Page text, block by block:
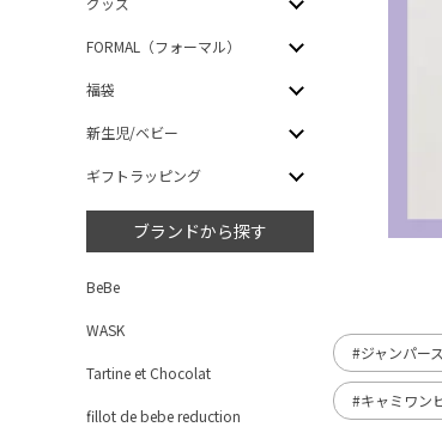
FORMAL（フォーマル）
福袋
新生児/ベビー
ギフトラッピング
ブランドから探す
BeBe
WASK
Tartine et Chocolat
fillot de bebe reduction
#ジャンパー
#キャミワン